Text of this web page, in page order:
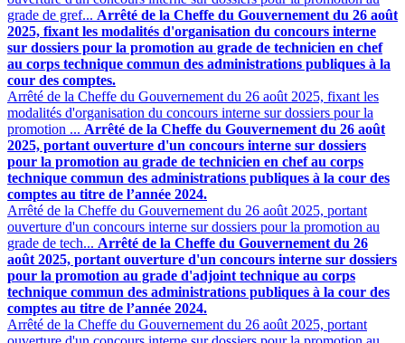
grade de gref... Arrêté de la Cheffe du Gouvernement du 26 août
2025, fixant les modalités d'organisation du concours interne
sur dossiers pour la promotion au grade de technicien en chef
au corps technique commun des administrations publiques à la
cour des comptes.
Arrêté de la Cheffe du Gouvernement du 26 août 2025, fixant les
modalités d'organisation du concours interne sur dossiers pour la
promotion ... Arrêté de la Cheffe du Gouvernement du 26 août
2025, portant ouverture d'un concours interne sur dossiers
pour la promotion au grade de technicien en chef au corps
technique commun des administrations publiques à la cour des
comptes au titre de l’année 2024.
Arrêté de la Cheffe du Gouvernement du 26 août 2025, portant
ouverture d'un concours interne sur dossiers pour la promotion au
grade de tech... Arrêté de la Cheffe du Gouvernement du 26
août 2025, portant ouverture d'un concours interne sur dossiers
pour la promotion au grade d'adjoint technique au corps
technique commun des administrations publiques à la cour des
comptes au titre de l’année 2024.
Arrêté de la Cheffe du Gouvernement du 26 août 2025, portant